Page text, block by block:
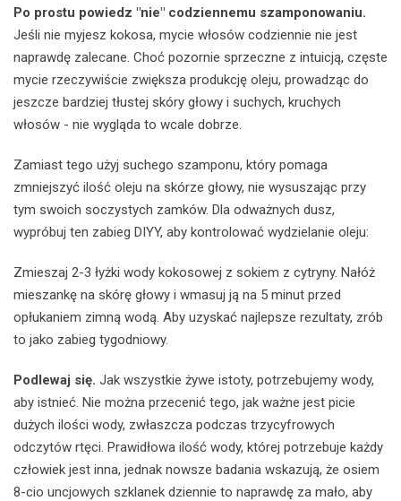
Po prostu powiedz "nie" codziennemu szamponowaniu.
Jeśli nie myjesz kokosa, mycie włosów codziennie nie jest
naprawdę zalecane. Choć pozornie sprzeczne z intuicją, częste
mycie rzeczywiście zwiększa produkcję oleju, prowadząc do
jeszcze bardziej tłustej skóry głowy i suchych, kruchych
włosów - nie wygląda to wcale dobrze.
Zamiast tego użyj suchego szamponu, który pomaga
zmniejszyć ilość oleju na skórze głowy, nie wysuszając przy
tym swoich soczystych zamków. Dla odważnych dusz,
wypróbuj ten zabieg DIYY, aby kontrolować wydzielanie oleju:
Zmieszaj 2-3 łyżki wody kokosowej z sokiem z cytryny. Nałóż
mieszankę na skórę głowy i wmasuj ją na 5 minut przed
opłukaniem zimną wodą. Aby uzyskać najlepsze rezultaty, zrób
to jako zabieg tygodniowy.
Podlewaj się. Jak wszystkie żywe istoty, potrzebujemy wody,
aby istnieć. Nie można przecenić tego, jak ważne jest picie
dużych ilości wody, zwłaszcza podczas trzycyfrowych
odczytów rtęci. Prawidłowa ilość wody, której potrzebuje każdy
człowiek jest inna, jednak nowsze badania wskazują, że osiem
8-cio uncjowych szklanek dziennie to naprawdę za mało, aby